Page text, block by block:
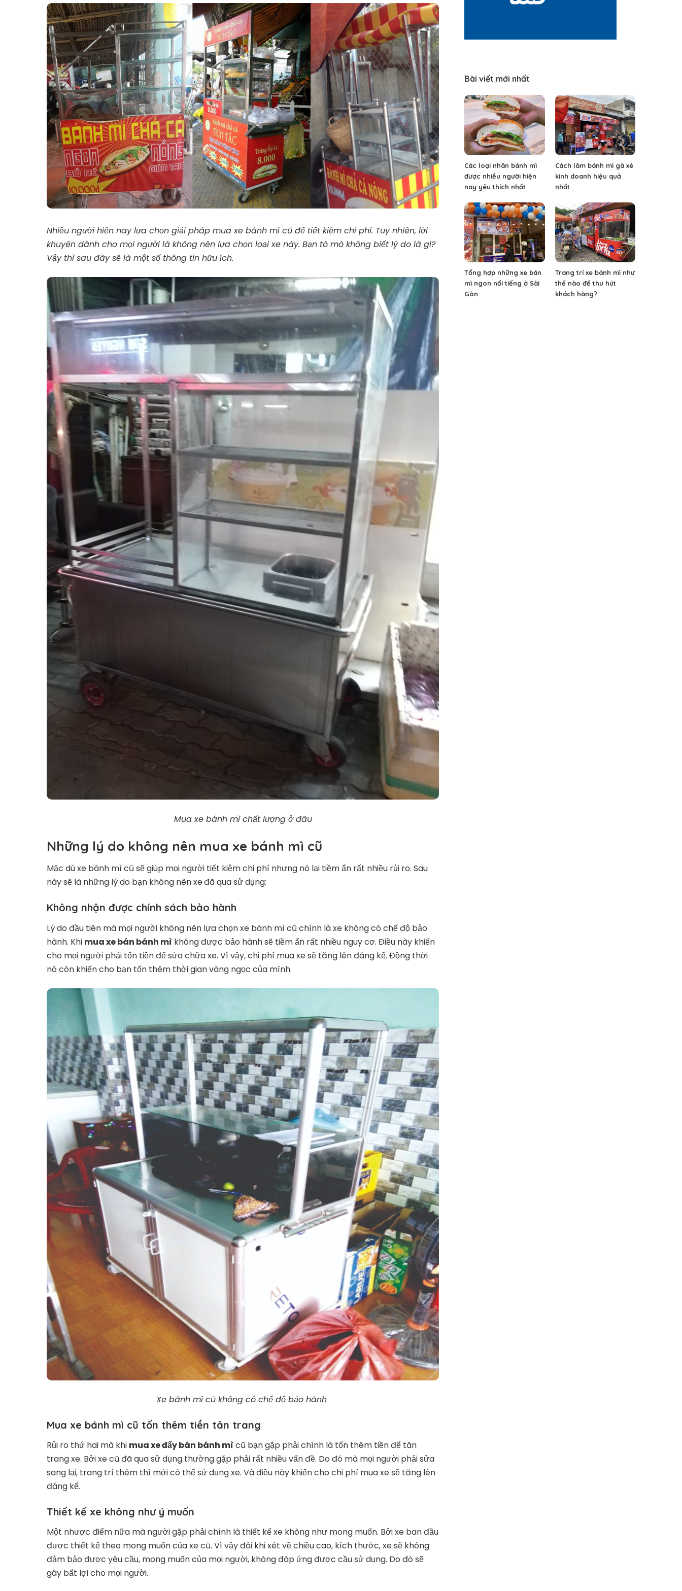
Nhiều người hiện nay lựa chọn giải pháp mua xe bánh mìcũ để tiết kiệm chi phí. Tuy nhiên, lời
khuyên dành cho mọi người là không nên lựa chọn loại xe này. Bạn tò mò không biết lý do là gì?
Vậy thì sau đây sẽ là một số thông tin hữu ích.
Mua xe bánh mì chất lượng ở đâu
Những lý do không nên mua xe bánh mì cũ
Mặc dù xe bánh mì cũ sẽ giúp mọi người tiết kiệm chi phí nhưng nó lại tiềm ẩn rất nhiều rủi ro. Sau
này sẽ là những lý do bạn không nên xeđã qua sử dụng:
Không nhận được chính sách bảo hành
Lý do đầu tiên mà mọi người không nên lựa chọn xe bánh mì cũ chính là xe không có chế độ bảo
hành. Khi mua xe bán bánh mì không được bảo hành sẽ tiềm ẩn rất nhiều nguy cơ. Điều này khiến
cho mọi người phải tốn tiền để sửa chữa xe. Vì vậy, chi phí mua xe sẽ tăng lên đáng kể. Đồng thời
nó còn khiến cho bạn tốn thêm thời gian vàng ngọc của mình.
Xe bánh mì cũ không có chế độ bảo hành
Mua xe bánh mì cũ tốn thêm tiền tân trang
Rủi ro thứ hai mà khi mua xe đẩy bán bánh mì cũ bạn gặp phải chính là tốn thêm tiền để tân
trang xe. Bởi xe cũ đã qua sử dụng thường gặp phải rất nhiều vấn đề. Do đó mà mọi người phải sửa
sang lại, trang trí thêm thì mới có thể sử dụng xe. Và điều này khiến cho chi phí mua xe sẽ tăng lên
đáng kể.
Thiết kế xe không như ý muốn
Một nhược điểm nữa mà người gặp phải chính là thiết kế xe không như mong muốn. Bởi xe ban đầu
được thiết kế theo mong muốn của xe cũ. Vì vậy đôi khi xét về chiều cao, kích thước, xe sẽ không
đảm bảo được yêu cầu, mong muốn của mọi người, không đáp ứng được cầu sử dụng. Do đó sẽ
gây bất lợi cho mọi người.
Bài viết mới nhất
Các loại nhân bánh mì
được nhiều người hiện
nay yêu thích nhất
Cách làm bánh mì gà xé
kinh doanh hiệu quả
nhất
Tổng hợp những xe bán
mì ngon nổi tiếng ở Sài
Gòn
Trang trí xe bánh mì như
thế nào để thu hút
khách hàng?